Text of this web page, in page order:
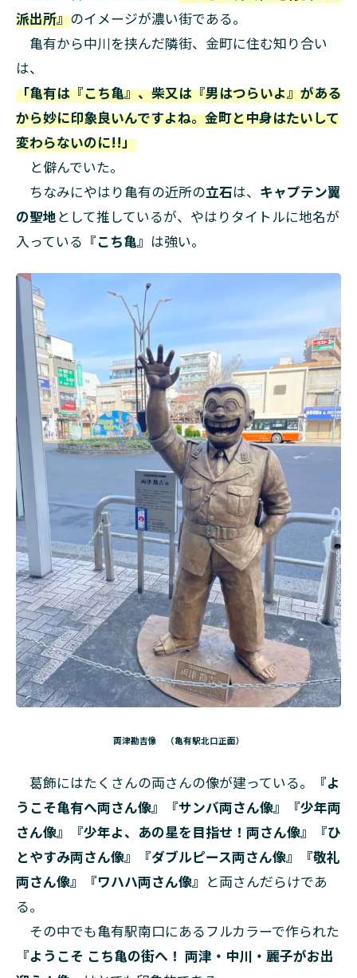
派出所』のイメージが濃い街である。
亀有から中川を挟んだ隣街、金町に住む知り合い
は、
「亀有は『こち亀』、柴又は『男はつらいよ』がある
から妙に印象良いんですよね。金町と中身はたいして
変わらないのに!!」
と僻んでいた。
ちなみにやはり亀有の近所の立石は、 キャプテン翼
の聖地として推しているが、やはりタイトルに地名が
入っている 『こち亀』 は強い。
両津勘吉像 （亀有駅北口正面）
葛飾にはたくさんの両さんの像が建っている。
『よ
うこそ亀有へ両さん像』『サンバ両さん像』『少年両
さん像』『少年よ、あの星を目指せ！両さん像』『ひ
とやすみ両さん像』『ダブルピース両さん像』『敬礼
両さん像』『ワハハ両さん像』 と両さんだらけであ
る。
その中でも亀有駅南口にあるフルカラーで作られた
『ようこそ こち亀の街へ！ 両津・中川・麗子がお出